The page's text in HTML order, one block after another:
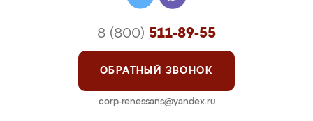
8 (800) 511-89-55
ОБРАТНЫЙ ЗВОНОК
corp-renessans@yandex.ru